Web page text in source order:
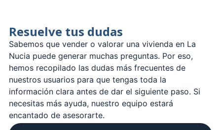
Resuelve tus dudas
Sabemos que vender o valorar una vivienda en La
Nucia puede generar muchas preguntas. Por eso,
hemos recopilado las dudas más frecuentes de
nuestros usuarios para que tengas toda la
información clara antes de dar el siguiente paso. Si
necesitas más ayuda, nuestro equipo estará
encantado de asesorarte.